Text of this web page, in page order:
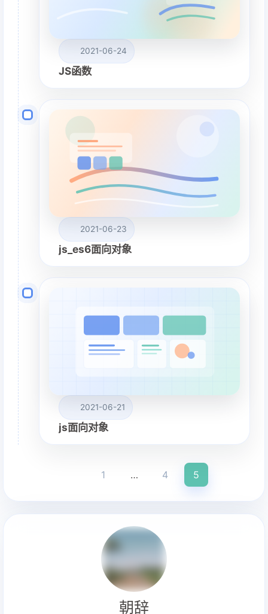
2021-06-24
JS函数
2021-06-23
js_es6面向对象
2021-06-21
js面向对象
1 … 4 5
朝辞